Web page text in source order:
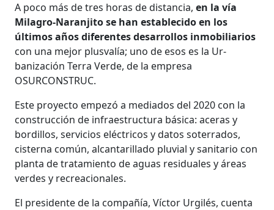
A poco más de tres horas de distan­cia,en la vía
Milagro-Naranjito se han establecido en los
últimos años diferen­tes desarrollos inmobiliarios
con una mejor plusvalía; uno de esos es la Ur­
banización Terra Verde, de la empresa
OSURCONSTRUC.
Este proyecto empezó a mediados del 2020 con la
construcción de infraestructura básica: aceras y
bordillos, servicios eléctricos y datos soterrados,
cisterna común, alcantarillado pluvial y sanitario con
planta de tratamiento de aguas residuales y áreas
verdes y recreacionales.
El presidente de la compañía, Víctor Urgilés, cuenta